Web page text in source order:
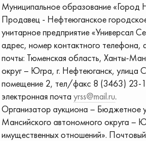
Муниципальное образование «Город
Продавец - Нефтеюганское
унитарное предприятие «Универсал
адрес, номер контактного телефона,
почты: Тюменская область, Ханты-
округ – Югра, г. Нефтеюганск, улица
помещение 2, тел/факс 8 (3463) 23-
электронная почта yrss@mail.ru.
Организатор аукциона – Бюджетное
Мансийского автономного округа –
имущественных отношений».